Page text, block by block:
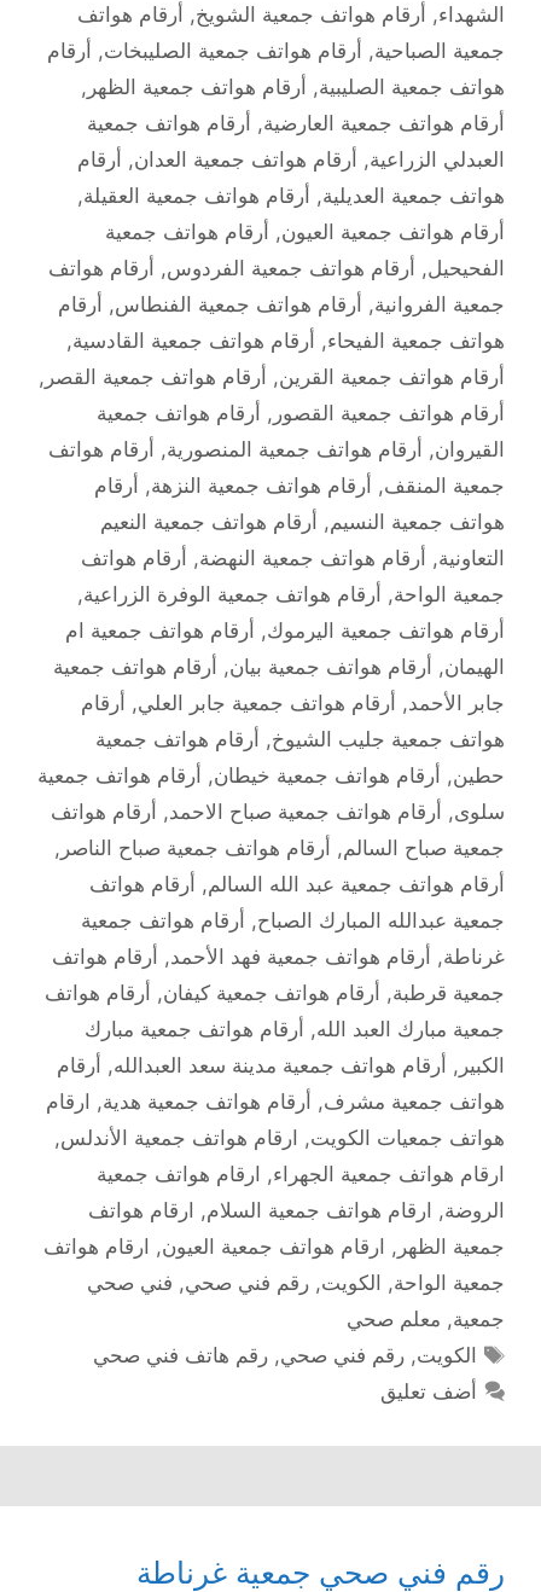
الشهداء, أرقام هواتف جمعية الشويخ, أرقام هواتف
جمعية الصباحية, أرقام هواتف جمعية الصليبخات, أرقام
هواتف جمعية الصليبية, أرقام هواتف جمعية الظهر ,
أرقام هواتف جمعية العارضية, أرقام هواتف جمعية
العبدلي الزراعية, أرقام هواتف جمعية العدان, أرقام
هواتف جمعية العديلية, أرقام هواتف جمعية العقيلة,
أرقام هواتف جمعية العيون, أرقام هواتف جمعية
الفحيحيل, أرقام هواتف جمعية الفردوس, أرقام هواتف
جمعية الفروانية, أرقام هواتف جمعية الفنطاس, أرقام
هواتف جمعية الفيحاء, أرقام هواتف جمعية القادسية,
أرقام هواتف جمعية القرين, أرقام هواتف جمعية القصر ,
أرقام هواتف جمعية القصور , أرقام هواتف جمعية
القيروان, أرقام هواتف جمعية المنصورية, أرقام هواتف
جمعية المنقف, أرقام هواتف جمعية النزهة, أرقام
هواتف جمعية النسيم, أرقام هواتف جمعية النعيم
التعاونية, أرقام هواتف جمعية النهضة, أرقام هواتف
جمعية الواحة, أرقام هواتف جمعية الوفرة الزراعية,
أرقام هواتف جمعية اليرموك, أرقام هواتف جمعية ام
الهيمان, أرقام هواتف جمعية بيان, أرقام هواتف جمعية
جابر الأحمد, أرقام هواتف جمعية جابر العلي, أرقام
هواتف جمعية جليب الشيوخ, أرقام هواتف جمعية
حطين, أرقام هواتف جمعية خيطان, أرقام هواتف جمعية
سلوى, أرقام هواتف جمعية صباح الاحمد, أرقام هواتف
جمعية صباح السالم, أرقام هواتف جمعية صباح الناصر ,
أرقام هواتف جمعية عبد الله السالم, أرقام هواتف
جمعية عبدالله المبارك الصباح, أرقام هواتف جمعية
غرناطة, أرقام هواتف جمعية فهد الأحمد, أرقام هواتف
جمعية قرطبة, أرقام هواتف جمعية كيفان, أرقام هواتف
جمعية مبارك العبد الله, أرقام هواتف جمعية مبارك
الكبير , أرقام هواتف جمعية مدينة سعد العبدالله, أرقام
هواتف جمعية مشرف, أرقام هواتف جمعية هدية, ارقام
هواتف جمعيات الكويت, ارقام هواتف جمعية الأندلس,
ارقام هواتف جمعية الجهراء, ارقام هواتف جمعية
الروضة, ارقام هواتف جمعية السلام, ارقام هواتف
جمعية الظهر , ارقام هواتف جمعية العيون, ارقام هواتف
جمعية الواحة, الكويت, رقم فني صحي, فني صحي
جمعية, معلم صحي
الوسوم
الكويت,رقم فني صحي,رقم هاتف فني صحي
أضف تعليق
رقم فني صحي جمعية غرناطة